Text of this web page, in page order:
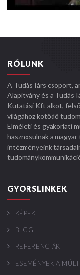
RÓLUNK
A TudásTárs csoport,
Alapítvány és a
Kutatási Kft alkot,
világához kötődő
Elméleti és gyakorlati
hasznosulnak a
intézményeink
GYORSLINKEK
KÉPEK
BLOG
REFERENCIÁK
ESEMÉNYEK A